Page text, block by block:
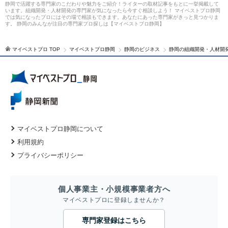
静岡で活躍する専門家のこだわりや魅力をご紹介！ライターの取材記事をもとに一挙掲載して
います。組織開発・人材開発の専門家が気になったら今すぐ相談しよう！ マイベストプロ静岡
では気になったプロにはその場で相談もできます。あなたにあった専門家がきっと見つかりま
す。 静岡のみんなが注目の専門家プロ探しは【マイベストプロ静岡】
マイベストプロ TOP マイベストプロ静岡 静岡のビジネス 静岡の組織開発・人材開
マイベストプロ静岡について
利用規約
プライバシーポリシー
個人事業主・小規模事業者方へ
マイベストプロに登録しませんか？
専門家登録はこちら